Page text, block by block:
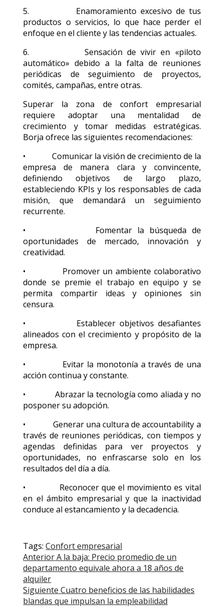
5. Enamoramiento excesivo de tus
productos o servicios, lo que hace perder el
enfoque en el cliente y las tendencias actuales.
6. Sensación de vivir en «piloto
automático» debido a la falta de reuniones
periódicas de seguimiento de proyectos,
comités, campañas, entre otras.
Superar la zona de confort empresarial
requiere adoptar una mentalidad de
crecimiento y tomar medidas estratégicas.
Borja ofrece las siguientes recomendaciones:
• Comunicar la visión de crecimiento de la
empresa de manera clara y convincente,
definiendo objetivos de largo plazo,
estableciendo KPIs y los responsables de cada
misión, que demandará un seguimiento
recurrente.
• Fomentar la búsqueda de
oportunidades de mercado, innovación y
creatividad.
• Promover un ambiente colaborativo
donde se premie el trabajo en equipo y se
permita compartir ideas y opiniones sin
censura.
• Establecer objetivos desafiantes
alineados con el crecimiento y propósito de la
empresa.
• Evitar la monotonía a través de una
acción continua y constante.
• Abrazar la tecnología como aliada y no
posponer su adopción.
• Generar una cultura de accountability a
través de reuniones periódicas, con tiempos y
agendas definidas para ver proyectos y
oportunidades, no enfrascarse solo en los
resultados del día a día.
• Reconocer que el movimiento es vital
en el ámbito empresarial y que la inactividad
conduce al estancamiento y la decadencia.
Tags:Confort empresarial
Post
navigation
AnteriorA la baja: Precio promedio de un
departamento equivale ahora a 18 años de
alquiler
Siguiente Cuatro beneficios de las habilidades
blandas que impulsan la empleabilidad